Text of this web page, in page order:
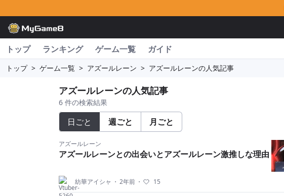
トップ ランキング ゲーム一覧 ガイド
トップ > ゲーム一覧 > アズールレーン > アズールレーンの人気記事
アズールレーンの人気記事
6 件の検索結果
日ごと 週ごと 月ごと
アズールレーン
アズールレーンとの出会いとアズールレーン激推しな理由
紡華アイシャ ・ 2年前 ・ 15